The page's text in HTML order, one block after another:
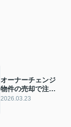
オーナーチェンジ
物件の売却で注意
点は何か？手順や
2026.03.23